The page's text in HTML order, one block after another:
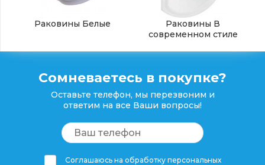
Раковины Белые
Раковины В
современном стиле
Сомневаетесь в покупке?
Оставьте телефон, мы перезвоним и
ответим на все Ваши вопросы!
Соглашаюсь на обработку персональных